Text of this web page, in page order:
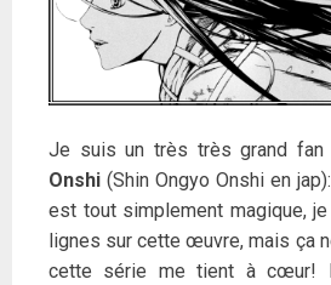
Je suis un très très grand fan
Onshi (Shin Ongyo Onshi en
est tout simplement magique, je
lignes sur cette œuvre, mais ça
cette série me tient à cœur!